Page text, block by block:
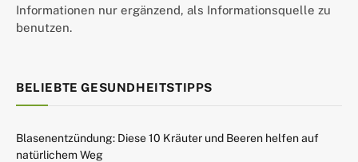
Informationen nur ergänzend, als Informationsquelle zu
benutzen.
BELIEBTE GESUNDHEITSTIPPS
Blasenentzündung: Diese 10 Kräuter und Beeren helfen auf
natürlichem Weg